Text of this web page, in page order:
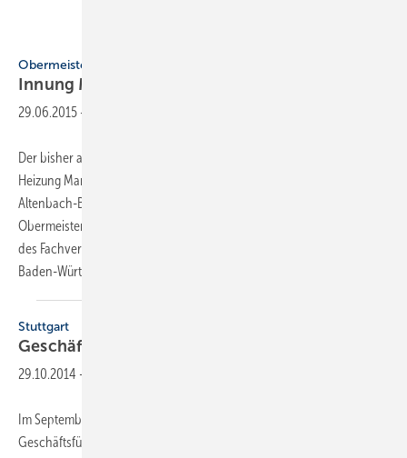
Obermeisterwechsel
Innung Mannheim
29.06.2015 -
Der bisher amtierende Obermeister der Innung für Sanitär und
Heizung Mannheim, Bernd Bucher, hat sein Amt abgegeben. Silvia
Altenbach-Bülles aus 68199 Mannheim wurde zur neuen
Obermeisterin gewählt. Sie ist damit der erste weibliche Obermeister
des Fachverbandes SHK
Baden-Württemberg.
Stuttgart
Geschäftsführer der Innungen
29.10.2014 -
Im September fand zum 15. Mal die Informationsveranstaltung für die
Geschäftsführungen der Innungen statt. Der Einladung durch die